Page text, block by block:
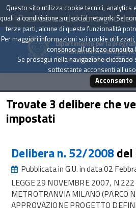
Presidenza del Consiglio
Dipartimento per la
coordinamento della
Archivio delle Delibere CIPE dal
Trovate 3 delibere che
impostati
Delibera n. 52/2008
Pubblicata in G.U. in data 02
LEGGE 29 NOVEMBRE 2007,
METROTRANVIA MILANO (PARCO
APPROVAZIONE PROGETTO
Questo sito utilizza cookie tecnici,
quali la condivisione sui social network. Se
terze parti, alcune di queste funzionalità
Per maggiori informazioni sui cookie
consenso all'utilizzo consulta
Se prosegui nella navigazione
sottostante acconsenti
Acconsento